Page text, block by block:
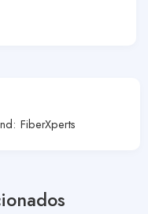
FiberXperts